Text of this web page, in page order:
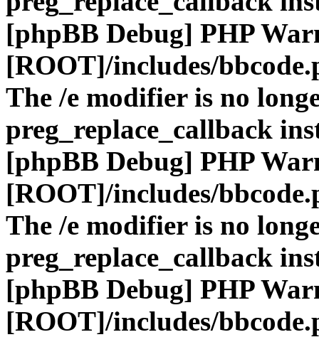
[phpBB Debug] PHP
[ROOT]/includes/
The /e modifier is no
preg_replace_callback
[phpBB Debug] PHP
[ROOT]/includes/
The /e modifier is no
preg_replace_callback
[phpBB Debug] PHP
[ROOT]/includes/